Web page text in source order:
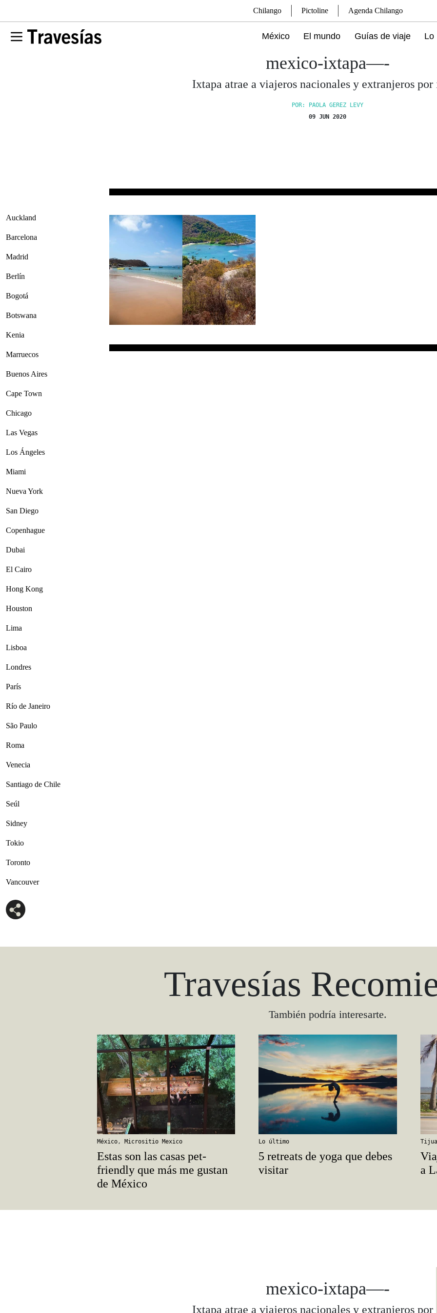
Chilango Pictoline Agenda Chilango
México El mundo Guías de viaje Lo
mexico-ixtapa—-
Ixtapa atrae a viajeros nacionales y extranjeros
POR: PAOLA GEREZ LEVY
09 JUN 2020
Auckland
Barcelona
Madrid
Berlín
Bogotá
Botswana
Kenia
Marruecos
Buenos Aires
Cape Town
Chicago
Las Vegas
Los Ángeles
Miami
Nueva York
San Diego
Copenhague
Dubai
El Cairo
Hong Kong
Houston
Lima
Lisboa
Londres
París
Río de Janeiro
São Paulo
Roma
Venecia
Santiago de Chile
Seúl
Sidney
Tokio
Toronto
Vancouver
Travesías
También podría interesarte.
México, Micrositio Mexico
Estas son las casas pet-
friendly que más me gustan
de México
Lo último
5 retreats de yoga que debes
visitar
a
mexico-ixtapa—-
Ixtapa atrae a viajeros nacionales y extranjeros